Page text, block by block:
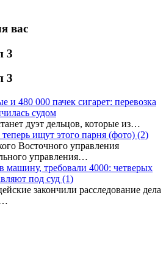
вас
3
3
и 480 000 пачек сигарет: перевозка
судом
дуэт дельцов, которые из…
ищут этого парня (фото) (2)
Восточного управления
управления…
машину, требовали 4000: четверых
под суд (1)
закончили расследование дела